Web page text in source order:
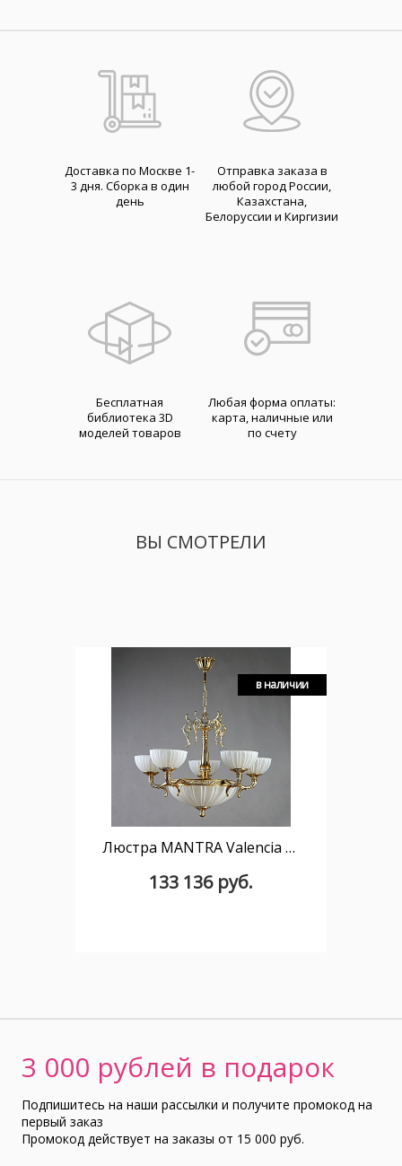
Доставка по Москве 1-
3 дня. Cборка в один
день
Отправка заказа в
любой город России,
Казахстана,
Белоруссии и Киргизии
Бесплатная
библиотека 3D
моделей товаров
Любая форма оплаты:
карта, наличные или
по счету
ВЫ СМОТРЕЛИ
в наличии
Люстра MANTRA Valencia Ambiente 10L 02227/5 WP
133 136 руб.
3 000 рублей в подарок
Подпишитесь на наши рассылки и получите промокод на
первый заказ
Промокод действует на заказы от 15 000 руб.